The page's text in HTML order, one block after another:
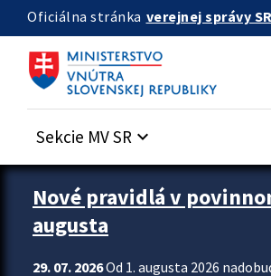
Preskocit na hlavný obsah
Oficiálna stránka verejnej správy SR
Sekcie MV SR keyboard_arrow_down
Zastavit automatický posun upútavok
Nové pravidlá v
augusta
29. 07. 2026Od 1. augusta 2026